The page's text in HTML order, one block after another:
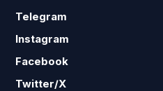
Telegram
Instagram
Facebook
Twitter/X